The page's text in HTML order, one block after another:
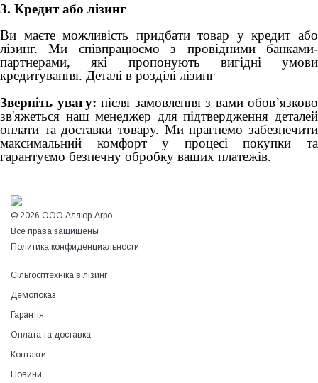
3. Кредит або лізинг
Ви маєте можливість придбати товар у кредит або
лізинг. Ми співпрацюємо з провідними банками-
партнерами, які пропонують вигідні умови
кредитування. Деталі в розділі лізинг
Зверніть увагу: після замовлення з вами обов’язково
зв'яжеться наш менеджер для підтвердження деталей
оплати та доставки товару. Ми прагнемо забезпечити
максимальний комфорт у процесі покупки та
гарантуємо безпечну обробку ваших платежів.
© 2026 ООО Аллюр-Агро
Все права защищены
Политика конфиденциальности
Сільгосптехніка в лізинг
Демопоказ
Гарантія
Оплата та доставка
Контакти
Новини